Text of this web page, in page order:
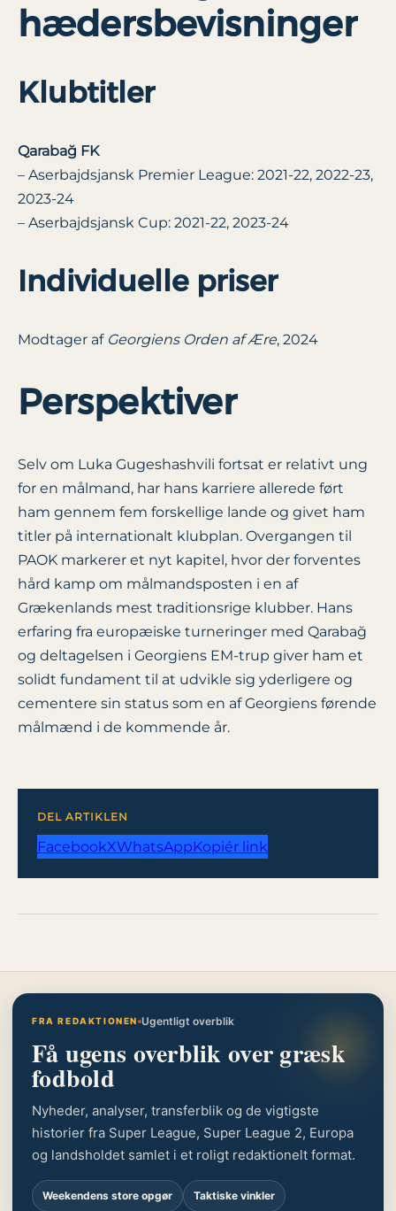
hædersbevisninger
Klubtitler
Qarabağ FK
– Aserbajdsjansk Premier League: 2021-22, 2022-23,
2023-24
– Aserbajdsjansk Cup: 2021-22, 2023-24
Individuelle priser
Modtager af Georgiens Orden af Ære, 2024
Perspektiver
Selv om Luka Gugeshashvili fortsat er relativt ung
for en målmand, har hans karriere allerede ført
ham gennem fem forskellige lande og givet ham
titler på internationalt klubplan. Overgangen til
PAOK markerer et nyt kapitel, hvor der forventes
hård kamp om målmandsposten i en af
Grækenlands mest traditionsrige klubber. Hans
erfaring fra europæiske turneringer med Qarabağ
og deltagelsen i Georgiens EM-trup giver ham et
solidt fundament til at udvikle sig yderligere og
cementere sin status som en af Georgiens førende
målmænd i de kommende år.
DEL ARTIKLEN
FacebookXWhatsAppKopiér link
FRA REDAKTIONEN Ugentligt overblik
Få ugens overblik over græsk
fodbold
Nyheder, analyser, transferblik og de vigtigste
historier fra Super League, Super League 2, Europa
og landsholdet samlet i et roligt redaktionelt format.
Weekendens store opgør Taktiske vinkler